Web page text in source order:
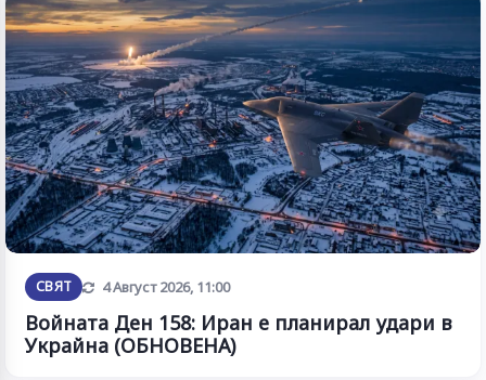
СВЯТ Обновена
4 Август 2026, 11:00
Войната Ден 158: Иран е планирал удари в
Украйна (ОБНОВЕНА)